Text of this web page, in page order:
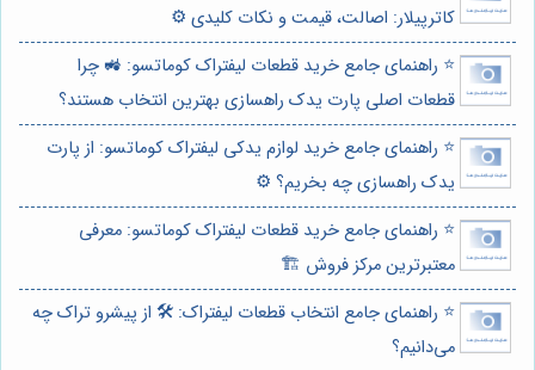
کاترپیلار: اصالت، قیمت و نکات کلیدی ⚙️
⭐️ راهنمای جامع خرید قطعات لیفتراک کوماتسو: 🚜 چرا
قطعات اصلی پارت یدک راهسازی بهترین انتخاب هستند؟
⭐️ راهنمای جامع خرید لوازم یدکی لیفتراک کوماتسو: از پارت
یدک راهسازی چه بخریم؟ ⚙️
⭐️ راهنمای جامع خرید قطعات لیفتراک کوماتسو: معرفی
معتبرترین مرکز فروش 🏗️
⭐️ راهنمای جامع انتخاب قطعات لیفتراک: 🛠️ از پیشرو تراک چه
می‌دانیم؟